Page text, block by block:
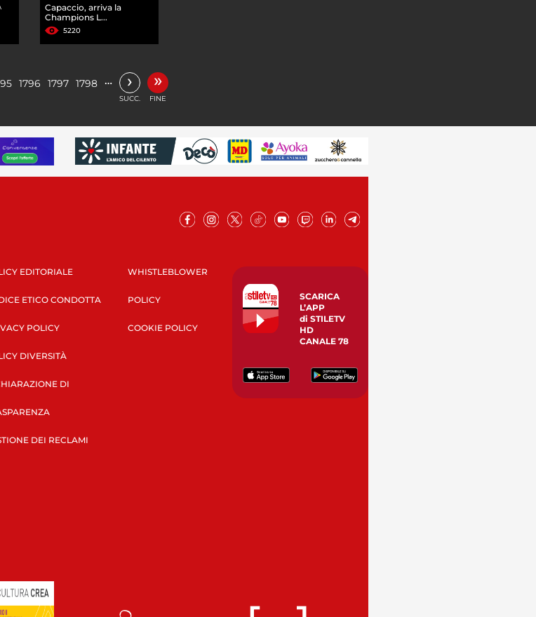
Capaccio, arriva la
Champions L...
5220
1796 1797 1798 … ›
SUCC.
»
FINE
EDITORIALE
ETICO CONDOTTA
POLICY
DIVERSITÀ
DI
DEI RECLAMI
WHISTLEBLOWER
POLICY
COOKIE POLICY
SCARICA
L’APP
di STILETV
HD
CANALE 78